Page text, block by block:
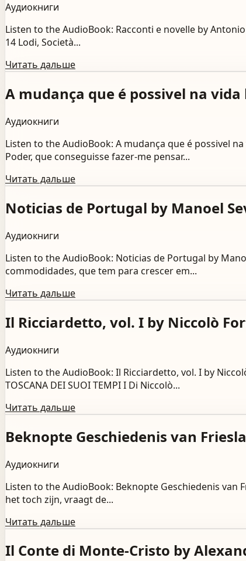
Аудиокниги
Listen to the AudioBook: Racconti e novelle by Antonio
14 Lodi, Società...
Читать дальше
A mudança que é possivel na
Аудиокниги
Listen to the AudioBook: A mudança que é possivel
Poder, que conseguisse fazer-me pensar...
Читать дальше
Noticias de Portugal by Manoel
Аудиокниги
Listen to the AudioBook: Noticias de Portugal by
commodidades, que tem para crescer em...
Читать дальше
Il Ricciardetto, vol. I by Niccolò
Аудиокниги
Listen to the AudioBook: Il Ricciardetto, vol. I by Niccolò
TOSCANA DEI SUOI TEMPI I Di Niccolò...
Читать дальше
Beknopte Geschiedenis van
Аудиокниги
Listen to the AudioBook: Beknopte Geschiedenis van
het toch zijn, vraagt de...
Читать дальше
Il Conte di Monte-Cristo by